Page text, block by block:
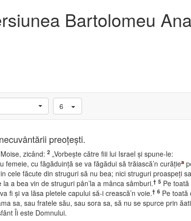
Bartolomeu
6
preoţeşti.
zicând: 2 „Vorbeşte către fiii lui Israel şi spune-le:
femeie, cu făgăduinţă se va făgădui să trăiască’n curăţiea
cele făcute din struguri să nu bea; nici struguri proaspeţi
a bea vin de struguri pân’la a mânca sâmburi.† 5 Pe
fi şi va lăsa pletele capului să-i crească’n voie.† 6 Pe toată
sa, sau fratele său, sau sora sa, să nu se spurce prin
Îi este Domnului.